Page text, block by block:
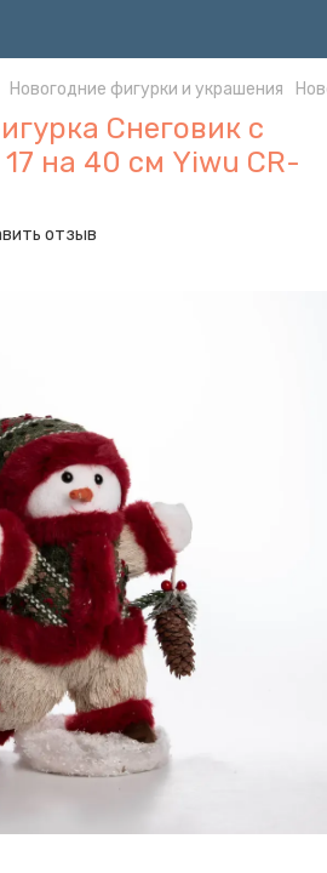
Новогодние фигурки и украшения
Снеговик с
на 40 см Yiwu CR-
отзыв